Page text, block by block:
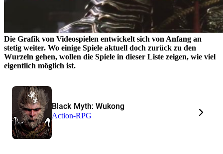
Die Grafik von Videospielen entwickelt sich von Anfang an
stetig weiter. Wo einige Spiele aktuell doch zurück zu den
Wurzeln gehen, wollen die Spiele in dieser Liste zeigen, wie viel
eigentlich möglich ist.
Black Myth: Wukong
Action-RPG